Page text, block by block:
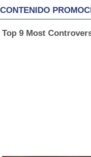
CONTENIDO
Top 9 Most